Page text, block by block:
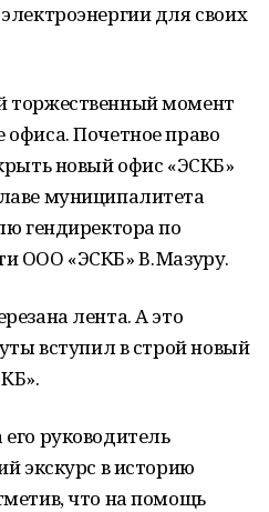
для своих
торжественный момент
Почетное право
новый офис «ЭСКБ»
муниципалитета
гендиректора по
ООО «ЭСКБ» В. Мазуру.
лента. А это
вступил в строй новый
руководитель
экскурс в историю
что на помощь